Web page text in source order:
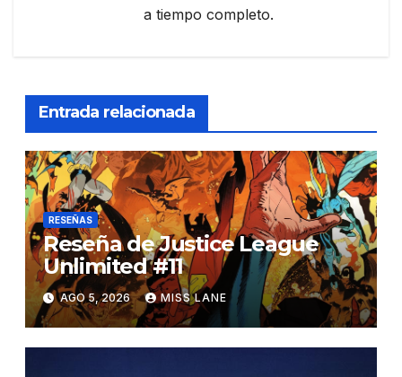
a tiempo completo.
Entrada relacionada
RESEÑAS
Reseña de Justice League
Unlimited #11
AGO 5, 2026 MISS LANE